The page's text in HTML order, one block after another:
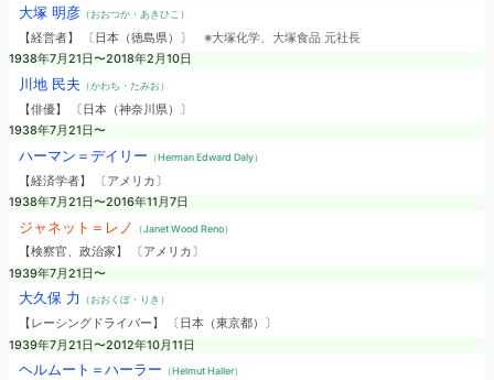
大塚 明彦（おおつか・あきひこ）
【経営者】 〔日本（徳島県）〕 ※大塚化学、大塚食品 元社長
1938年7月21日〜2018年2月10日
川地 民夫 （かわち・たみお）
【俳優】 〔日本（神奈川県）〕
1938年7月21日〜
ハーマン＝デイリー （Herman Edward Daly）
【経済学者】 〔アメリカ〕
1938年7月21日〜2016年11月7日
ジャネット＝レノ （Janet Wood Reno）
【検察官、政治家】 〔アメリカ〕
1939年7月21日〜
大久保 力 （おおくぼ・りき）
【レーシングドライバー】 〔日本（東京都）〕
1939年7月21日〜2012年10月11日
ヘルムート＝ハーラー （Helmut Haller）